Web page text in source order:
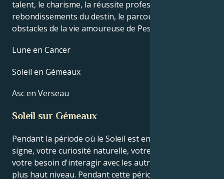
talent, le charisme, la réussite professionnelle, les
rebondissements du destin, le parcours de vie et les
obstacles de la vie amoureuse de Peso Pluma.
Lune en Cancer
Soleil en Gémeaux
Asc en Verseau
Soleil sur Gémeaux
Pendant la période où le Soleil est en Gémeaux, votre
signe, votre curiosité naturelle, votre adaptabilité et
votre besoin d'interagir avec les autres sont à leur
plus haut niveau. Pendant cette période, votre